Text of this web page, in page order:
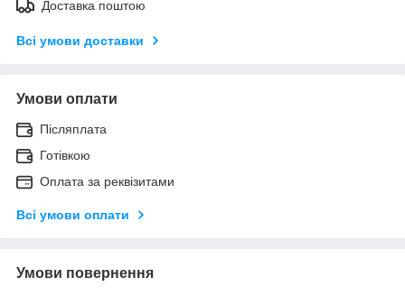
Доставка поштою
Всі умови доставки
Умови оплати
Післяплата
Готівкою
Оплата за реквізитами
Всі умови оплати
Умови повернення